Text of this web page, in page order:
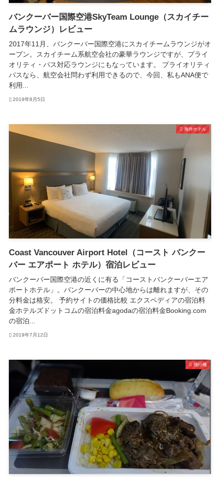
バンクーバー国際空港SkyTeam Lounge（スカイチー
ムラウンジ）レビュー
2017年11月、バンクーバー国際空港にスカイチームラウンジがオ
ープン。スカイチーム系航空会社の豪華ラウンジですが、プライ
オリティ・パス対応ラウンジにもなっています。 プライオリティ
パスなら、航空会社問わず利用できるので、今回、私もANA便で
利用...
2019年8月5日
海外ホテル
Coast Vancouver Airport Hotel（コースト バンクー
バー エアポート ホテル）宿泊レビュー
バンクーバー国際空港の近くに有る「コーストバンクーバーエア
ポートホテル」。バンクーバーの中心地からは離れますが、その
分料金は格安。 予約サイトの価格比較 エクスペディアの宿泊料
金ホテルズドットコムの宿泊料金agodaの宿泊料金Booking.com
の宿泊...
2019年7月12日
飛行機